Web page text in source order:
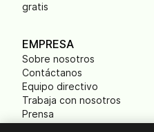
gratis
EMPRESA
Sobre nosotros
Contáctanos
Equipo directivo
Trabaja con nosotros
Prensa